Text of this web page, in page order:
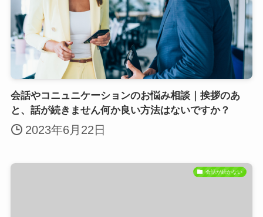
会話やコニュニケーションのお悩み相談｜挨拶のあ
と、話が続きません何か良い方法はないですか？
2023年6月22日
会話が続かない